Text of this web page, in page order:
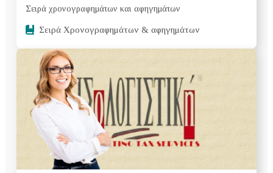
Σειρά χρονογραφημάτων και αφηγημάτων
Σειρά Χρονογραφημάτων & αφηγημάτων